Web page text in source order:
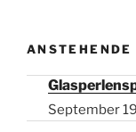
ANSTEHENDE
September